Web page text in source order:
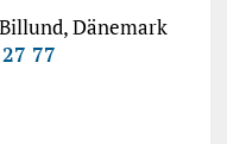
Dänemark
77